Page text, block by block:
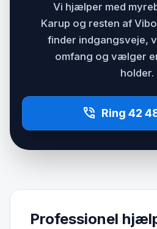
Vi hjælper med
Karup og resten af
finder indgangsveje,
omfang og vælger
holder.
phone_in_talk Ring 42
Professionel